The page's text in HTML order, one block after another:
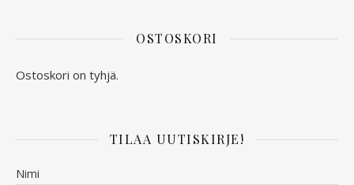
OSTOSKORI
Ostoskori on tyhjä.
TILAA UUTISKIRJE!
Nimi